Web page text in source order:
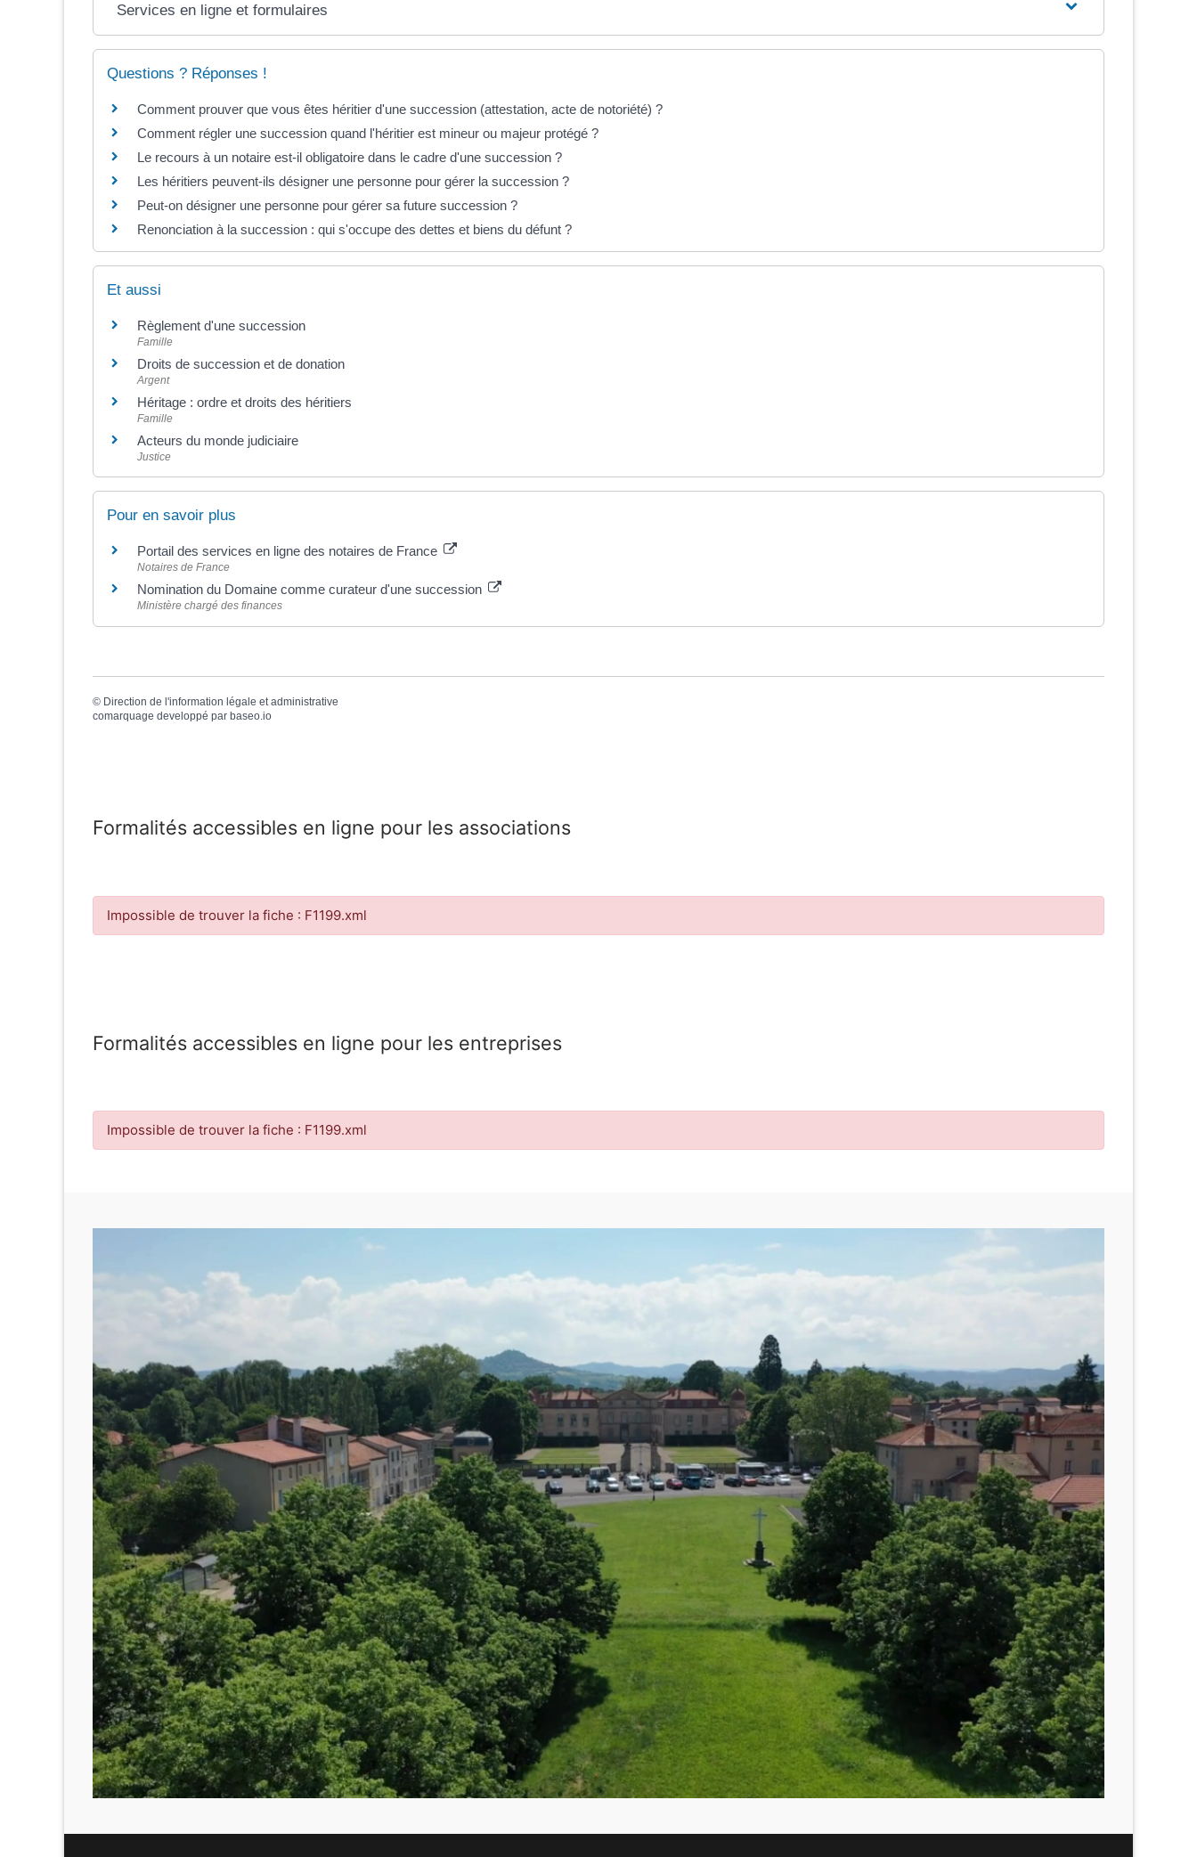
Services en ligne et formulaires
Questions ? Réponses !
Comment prouver que vous êtes héritier d'une succession (attestation, acte de notoriété) ?
Comment régler une succession quand l'héritier est mineur ou majeur protégé ?
Le recours à un notaire est-il obligatoire dans le cadre d'une succession ?
Les héritiers peuvent-ils désigner une personne pour gérer la succession ?
Peut-on désigner une personne pour gérer sa future succession ?
Renonciation à la succession : qui s'occupe des dettes et biens du défunt ?
Et aussi
Règlement d'une succession
Famille
Droits de succession et de donation
Argent
Héritage : ordre et droits des héritiers
Famille
Acteurs du monde judiciaire
Justice
Pour en savoir plus
Portail des services en ligne des notaires de France
Notaires de France
Nomination du Domaine comme curateur d'une succession
Ministère chargé des finances
© Direction de l'information légale et administrative
comarquage developpé par baseo.io
Formalités accessibles en ligne pour les associations
Impossible de trouver la fiche : F1199.xml
Formalités accessibles en ligne pour les entreprises
Impossible de trouver la fiche : F1199.xml